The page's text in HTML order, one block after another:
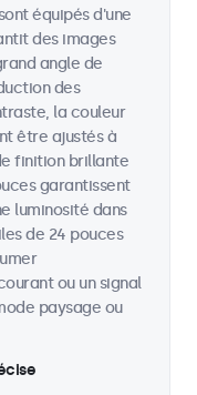
équipés d'une
des images
angle de
des
la couleur
être ajustés à
finition brillante
garantissent
luminosité dans
de 24 pouces
ou un signal
paysage ou